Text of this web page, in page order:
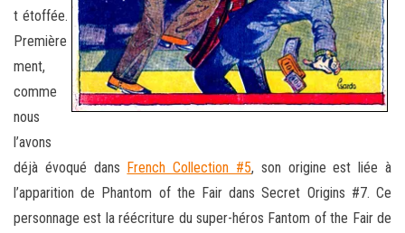
t étoffée.
Première
ment,
comme
nous
l’avons
déjà évoqué dans French Collection #5, son origine est liée à
l’apparition de Phantom of the Fair dans Secret Origins #7. Ce
personnage est la réécriture du super-héros Fantom of the Fair de